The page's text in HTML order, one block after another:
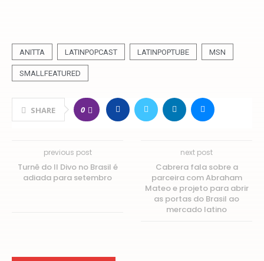
ANITTA LATINPOPCAST LATINPOPTUBE MSN
SMALLFEATURED
SHARE 0
previous post
Turnê do Il Divo no Brasil é
adiada para setembro
next post
Cabrera fala sobre a
parceira com Abraham
Mateo e projeto para abrir
as portas do Brasil ao
mercado latino